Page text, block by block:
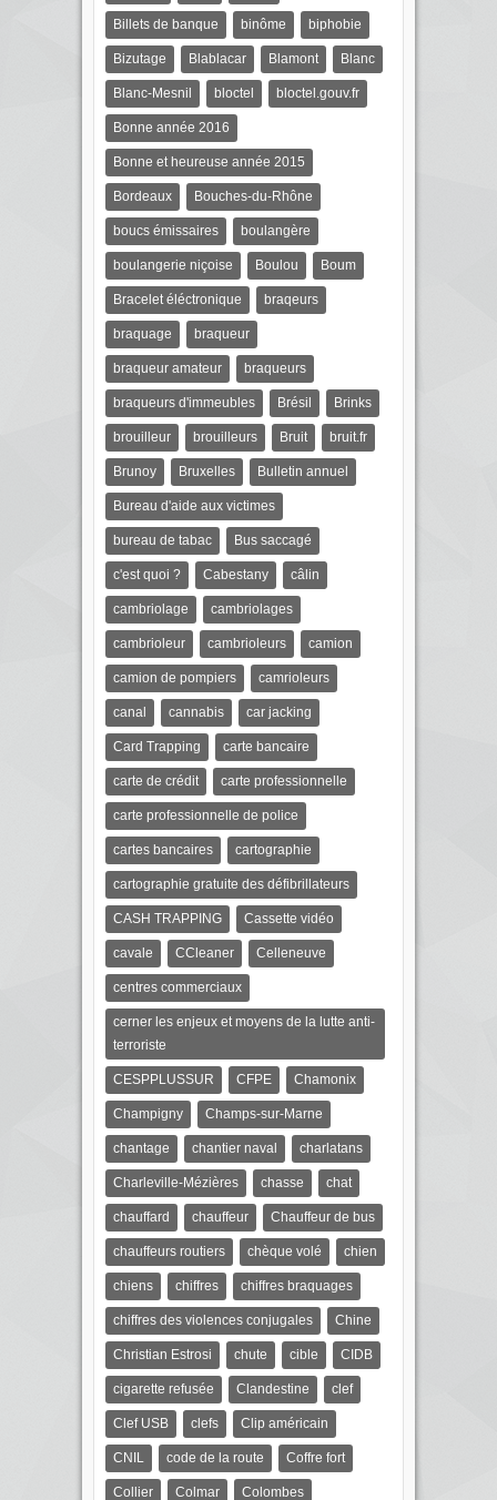
Billets de banque binôme biphobie
Bizutage Blablacar Blamont Blanc
Blanc-Mesnil bloctel bloctel.gouv.fr
Bonne année 2016
Bonne et heureuse année 2015
Bordeaux Bouches-du-Rhône
boucs émissaires boulangère
boulangerie niçoise Boulou Boum
Bracelet éléctronique braqeurs
braquage braqueur
braqueur amateur braqueurs
braqueurs d'immeubles Brésil Brinks
brouilleur brouilleurs Bruit bruit.fr
Brunoy Bruxelles Bulletin annuel
Bureau d'aide aux victimes
bureau de tabac Bus saccagé
c'est quoi ? Cabestany câlin
cambriolage cambriolages
cambrioleur cambrioleurs camion
camion de pompiers camrioleurs
canal cannabis car jacking
Card Trapping carte bancaire
carte de crédit carte professionnelle
carte professionnelle de police
cartes bancaires cartographie
cartographie gratuite des défibrillateurs
CASH TRAPPING Cassette vidéo
cavale CCleaner Celleneuve
centres commerciaux
cerner les enjeux et moyens de la lutte anti-
terroriste
CESPPLUSSUR CFPE Chamonix
Champigny Champs-sur-Marne
chantage chantier naval charlatans
Charleville-Mézières chasse chat
chauffard chauffeur Chauffeur de bus
chauffeurs routiers chèque volé chien
chiens chiffres chiffres braquages
chiffres des violences conjugales Chine
Christian Estrosi chute cible CIDB
cigarette refusée Clandestine clef
Clef USB clefs Clip américain
CNIL code de la route Coffre fort
Collier Colmar Colombes